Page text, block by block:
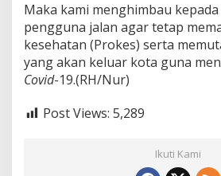
Maka kami menghimbau
pengguna jalan agar tetap
kesehatan (Prokes) serta
yang akan keluar kota guna
Covid-19.(RH/Nur)
Post Views: 5,289
Ikuti Kami